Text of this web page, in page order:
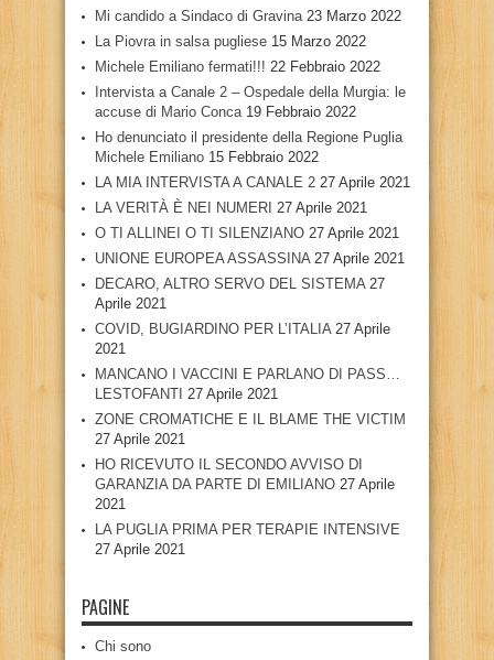
Mi candido a Sindaco di Gravina 23 Marzo 2022
La Piovra in salsa pugliese 15 Marzo 2022
Michele Emiliano fermati!!! 22 Febbraio 2022
Intervista a Canale 2 – Ospedale della Murgia: le
accuse di Mario Conca 19 Febbraio 2022
Ho denunciato il presidente della Regione Puglia
Michele Emiliano 15 Febbraio 2022
LA MIA INTERVISTA A CANALE 2 27 Aprile 2021
LA VERITÀ È NEI NUMERI 27 Aprile 2021
O TI ALLINEI O TI SILENZIANO 27 Aprile 2021
UNIONE EUROPEA ASSASSINA 27 Aprile 2021
DECARO, ALTRO SERVO DEL SISTEMA 27
Aprile 2021
COVID, BUGIARDINO PER L’ITALIA 27 Aprile
2021
MANCANO I VACCINI E PARLANO DI PASS…
LESTOFANTI 27 Aprile 2021
ZONE CROMATICHE E IL BLAME THE VICTIM
27 Aprile 2021
HO RICEVUTO IL SECONDO AVVISO DI
GARANZIA DA PARTE DI EMILIANO 27 Aprile
2021
LA PUGLIA PRIMA PER TERAPIE INTENSIVE
27 Aprile 2021
PAGINE
Chi sono